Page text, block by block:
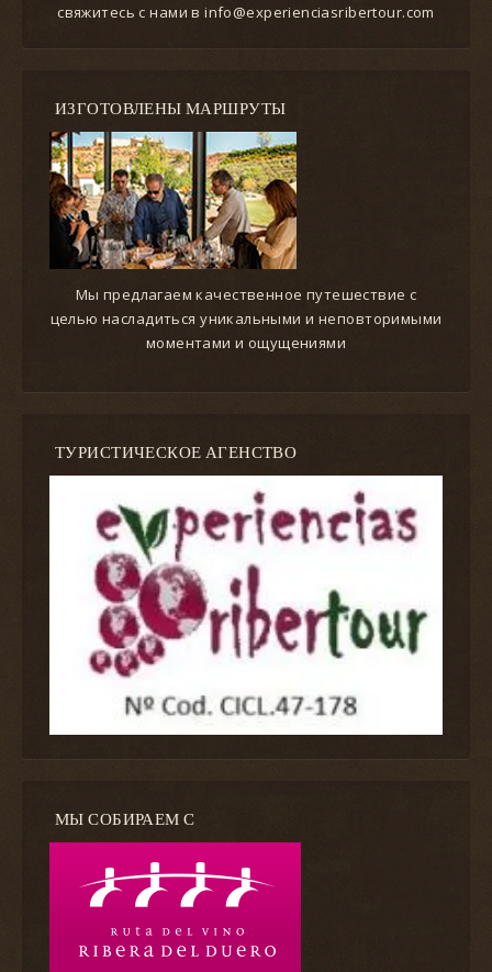
свяжитесь с нами в info@experienciasribertour.com
ИЗГОТОВЛЕНЫ МАРШРУТЫ
Мы предлагаем качественное путешествие с
целью насладиться уникальными и неповторимыми
моментами и ощущениями
ТУРИСТИЧЕСКОЕ АГЕНСТВО
МЫ СОБИРАЕМ С